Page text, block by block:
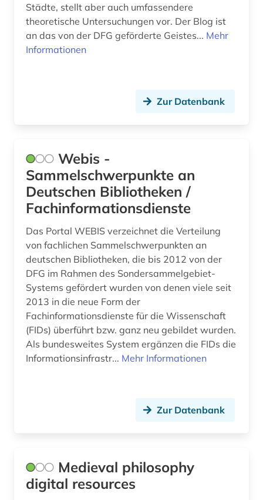
bildwissenschaft (2)
bioengineer (1)
biographie (7)
bioinformatik (2)
biomedizin (2)
biomolekül (1)
bionik (1)
biopolymere (1)
biosphärenreservat rhön (1)
blog (3)
boccaccio (1)
bodenschutz (2)
Städte, stellt aber auch umfassendere
theoretische Untersuchungen vor. Der Blog ist
an das von der DFG geförderte Geistes... Mehr
Informationen
Zur Datenbank
Webis -
Sammelschwerpunkte an
Deutschen Bibliotheken /
Fachinformationsdienste
Das Portal WEBIS verzeichnet die Verteilung
von fachlichen Sammelschwerpunkten an
deutschen Bibliotheken, die bis 2012 von der
DFG im Rahmen des Sondersammelgebiet-
Systems gefördert wurden von denen viele seit
2013 in die neue Form der
Fachinformationsdienste für die Wissenschaft
(FIDs) überführt bzw. ganz neu gebildet wurden.
Als bundesweites System ergänzen die FIDs die
Informationsinfrastr... Mehr Informationen
Zur Datenbank
Medieval philosophy
digital resources